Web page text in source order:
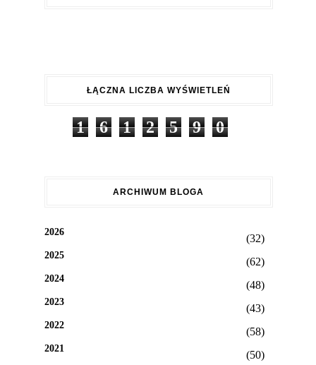
ŁĄCZNA LICZBA WYŚWIETLEŃ
1 6 1 2 5 9 0
ARCHIWUM BLOGA
2026
(32)
2025
(62)
2024
(48)
2023
(43)
2022
(58)
2021
(50)